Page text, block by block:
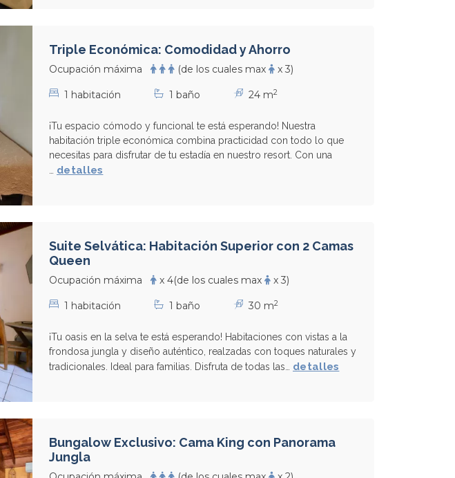
Triple Económica: Comodidad y Ahorro
Ocupación máxima (de los cuales max x 3)
1 habitación 1 baño 24 m2
¡Tu espacio cómodo y funcional te está esperando! Nuestra
habitación triple económica combina practicidad con todo lo que
necesitas para disfrutar de tu estadía en nuestro resort. Con una
detalles
Suite Selvática: Habitación Superior con 2 Camas
Queen
Ocupación máxima x 4(de los cuales max x 3)
1 habitación 1 baño 30 m2
¡Tu oasis en la selva te está esperando! Habitaciones con vistas a la
frondosa jungla y diseño auténtico, realzadas con toques naturales y
tradicionales. Ideal para familias. Disfruta de todas las… detalles
Bungalow Exclusivo: Cama King con Panorama
Jungla